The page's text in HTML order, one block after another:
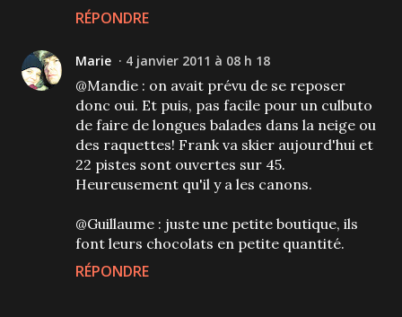
RÉPONDRE
Marie 4 janvier 2011 à 08 h 18
@Mandie : on avait prévu de se reposer
donc oui. Et puis, pas facile pour un culbuto
de faire de longues balades dans la neige ou
des raquettes! Frank va skier aujourd'hui et
22 pistes sont ouvertes sur 45.
Heureusement qu'il y a les canons.
@Guillaume : juste une petite boutique, ils
font leurs chocolats en petite quantité.
RÉPONDRE